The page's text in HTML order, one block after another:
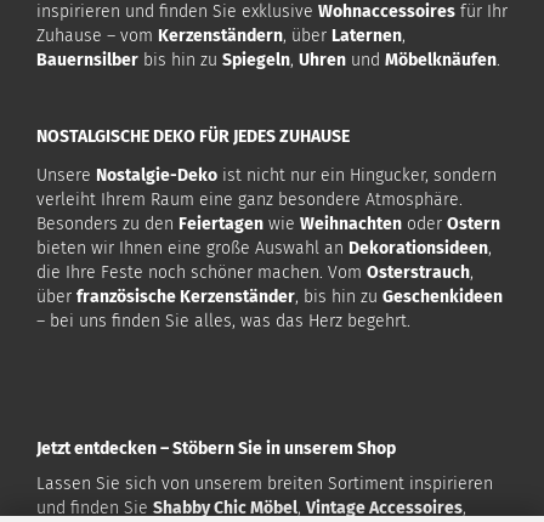
inspirieren und finden Sie exklusive Wohnaccessoires für Ihr
Zuhause – vom Kerzenständern, über Laternen,
Bauernsilber bis hin zu Spiegeln, Uhren und Möbelknäufen.
NOSTALGISCHE DEKO FÜR JEDES ZUHAUSE
Unsere Nostalgie-Deko ist nicht nur ein Hingucker, sondern
verleiht Ihrem Raum eine ganz besondere Atmosphäre.
Besonders zu den Feiertagen wie Weihnachten oder Ostern
bieten wir Ihnen eine große Auswahl an Dekorationsideen,
die Ihre Feste noch schöner machen. Vom Osterstrauch,
über französische Kerzenständer, bis hin zu Geschenkideen
– bei uns finden Sie alles, was das Herz begehrt.
Jetzt entdecken – Stöbern Sie in unserem Shop
Lassen Sie sich von unserem breiten Sortiment inspirieren
und finden Sie Shabby Chic Möbel, Vintage Accessoires,